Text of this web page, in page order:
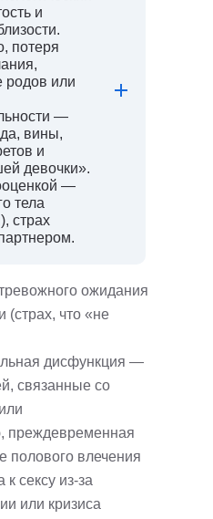
и
потеря
родов или
—
вины,
и
девочки».
—
тела
страх
ожидания
(страх, что «не
дисфункция —
связанные со
преждевременная
полового влечения
сексу из-за
или кризиса